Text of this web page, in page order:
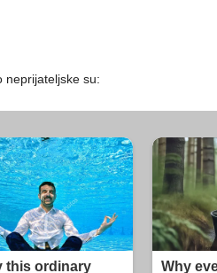
neprijateljske su: